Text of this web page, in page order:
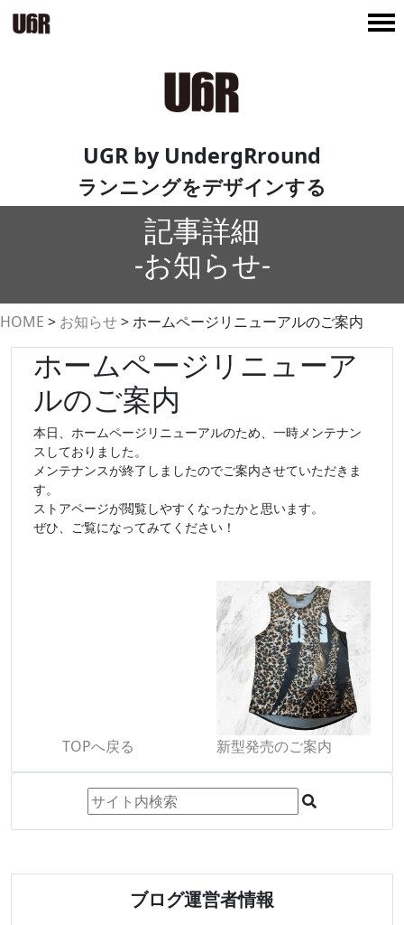
UGR by UndergRround
ランニングをデザインする
記事詳細
-お知らせ-
HOME > お知らせ>ホームページリニューアルのご案内
ホームページリニューア
ルのご案内
本日、ホームページリニューアルのため、一時メンテナン
スしておりました。
メンテナンスが終了しましたのでご案内させていただきま
す。
ストアページが閲覧しやすくなったかと思います。
ぜひ、ご覧になってみてください！
TOPへ戻る 新型発売のご案内
ブログ運営者情報